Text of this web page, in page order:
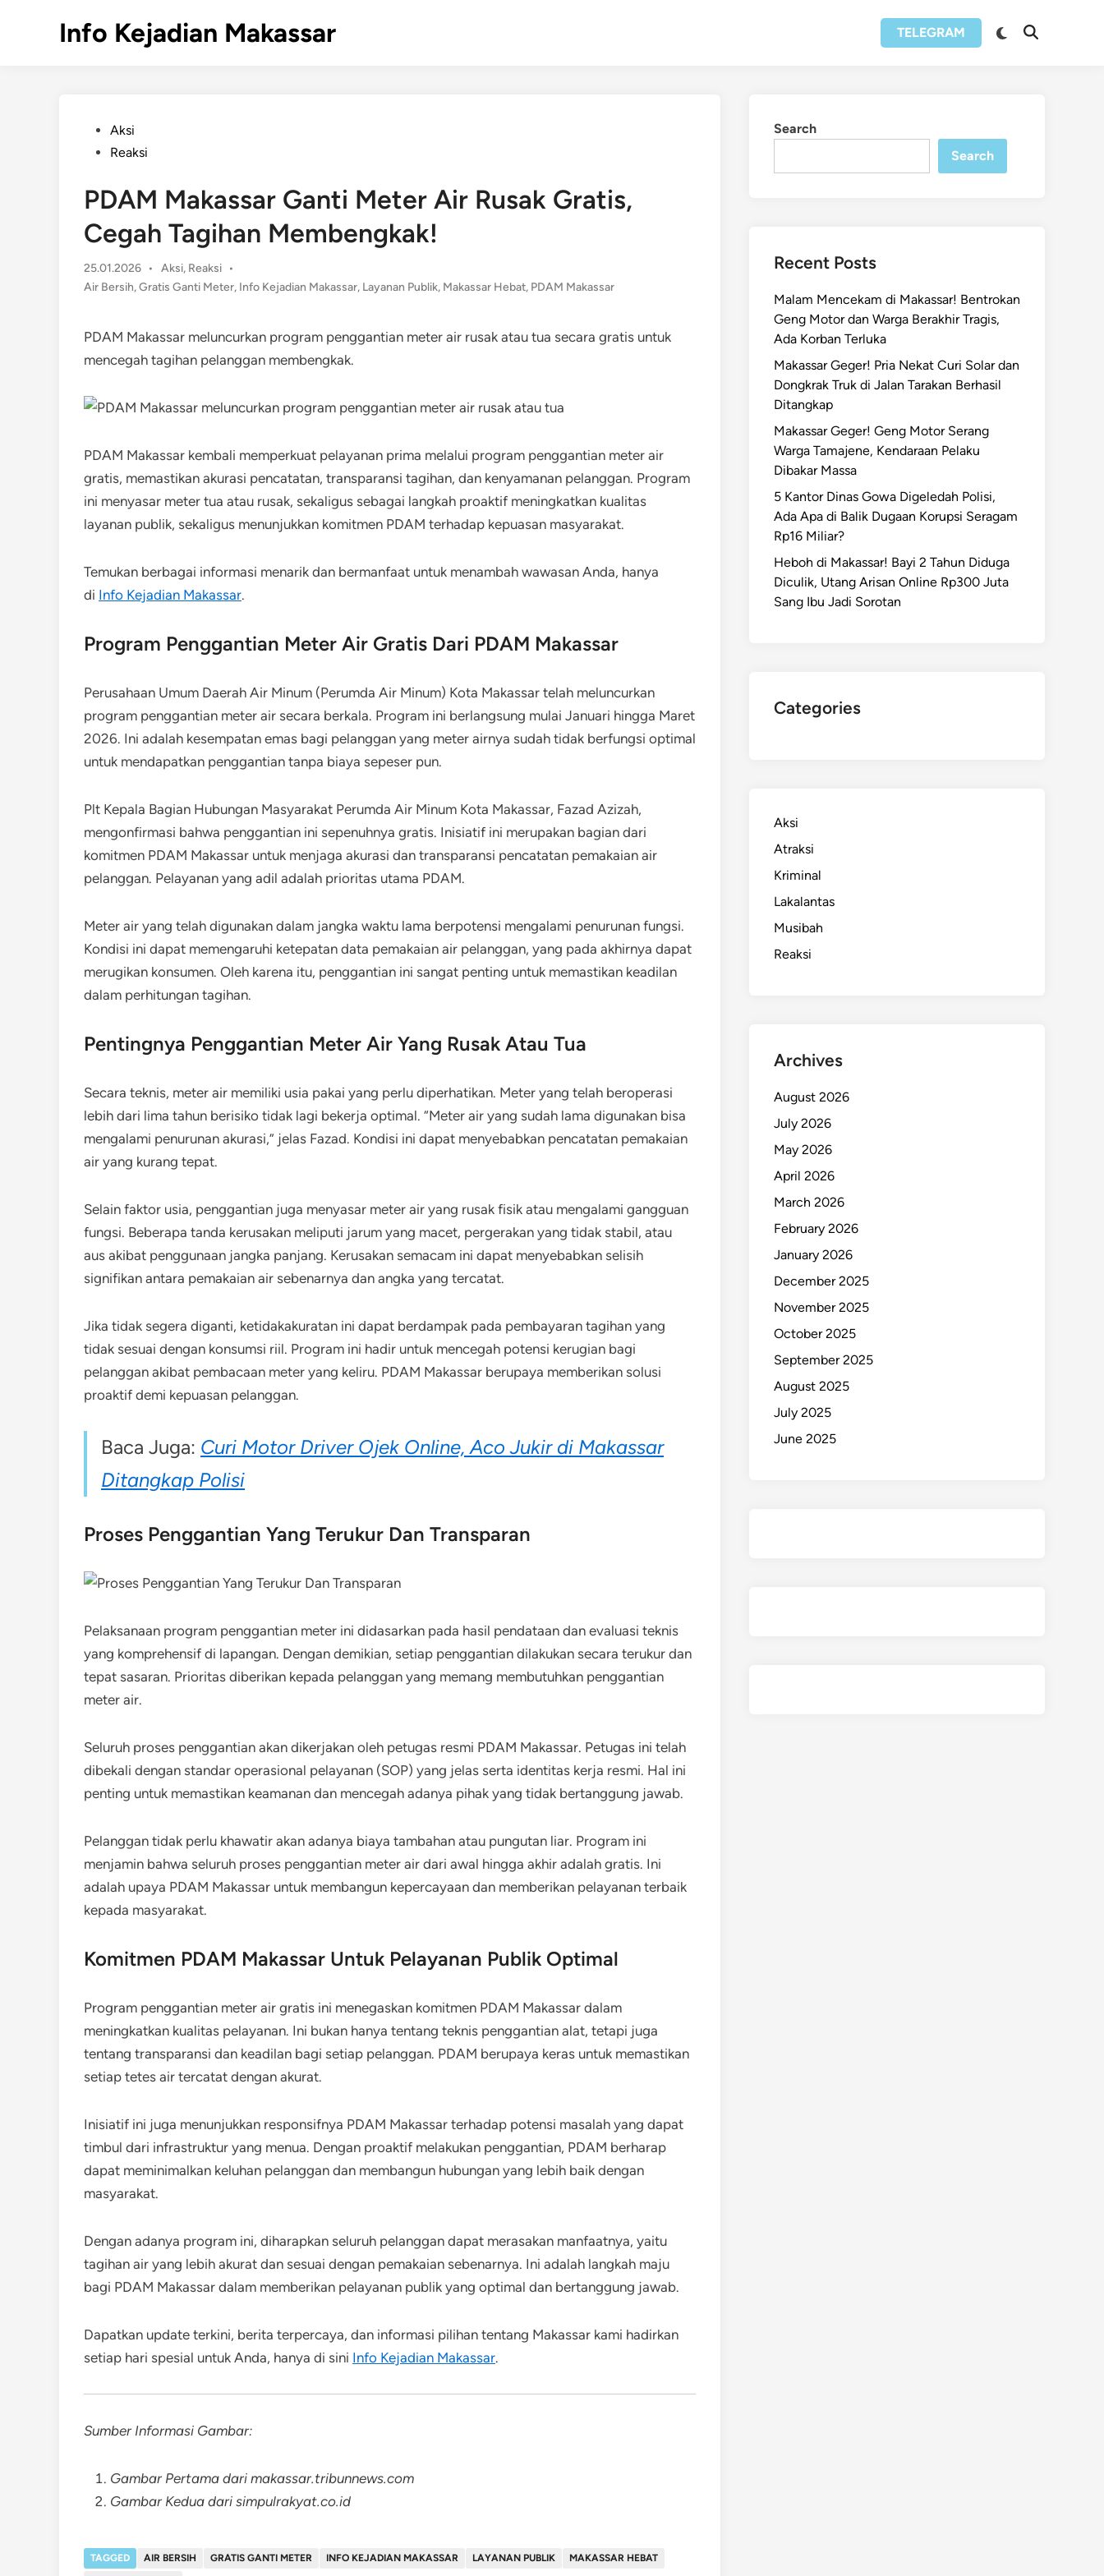
Info Kejadian Makassar TELEGRAM
Switch
Open
PostedAksi
Reaksi
PDAM Makassar Ganti Meter Air Rusak Gratis,
Cegah Tagihan Membengkak!
25.01.2026 •
Posted
in
Aksi, Reaksi
•
Air Bersih,Gratis Ganti Meter, Info Kejadian Makassar, Layanan Publik, Makassar Hebat, PDAM Makassar
PDAM Makassar meluncurkan program penggantian meter air rusak atau tua secara gratis untuk
mencegah tagihan pelanggan membengkak.
PDAM Makassar kembali memperkuat pelayanan prima melalui program penggantian meter air
gratis, memastikan akurasi pencatatan, transparansi tagihan, dan kenyamanan pelanggan. Program
ini menyasar meter tua atau rusak, sekaligus sebagai langkah proaktif meningkatkan kualitas
layanan publik, sekaligus menunjukkan komitmen PDAM terhadap kepuasan masyarakat.
Temukan berbagai informasi menarik dan bermanfaat untuk menambah wawasan Anda, hanya
di Info Kejadian Makassar.
Program Penggantian Meter Air Gratis Dari PDAM Makassar
Perusahaan Umum Daerah Air Minum (Perumda Air Minum) Kota Makassar telah meluncurkan
program penggantian meter air secara berkala. Program ini berlangsung mulai Januari hingga Maret
2026. Ini adalah kesempatan emas bagi pelanggan yang meter airnya sudah tidak berfungsi optimal
untuk mendapatkan penggantian tanpa biaya sepeser pun.
​Plt Kepala Bagian Hubungan Masyarakat Perumda Air Minum Kota Makassar, Fazad Azizah,
mengonfirmasi bahwa penggantian ini sepenuhnya gratis.​ Inisiatif ini merupakan bagian dari
komitmen PDAM Makassar untuk menjaga akurasi dan transparansi pencatatan pemakaian air
pelanggan. Pelayanan yang adil adalah prioritas utama PDAM.
Meter air yang telah digunakan dalam jangka waktu lama berpotensi mengalami penurunan fungsi.
Kondisi ini dapat memengaruhi ketepatan data pemakaian air pelanggan, yang pada akhirnya dapat
merugikan konsumen. Oleh karena itu, penggantian ini sangat penting untuk memastikan keadilan
dalam perhitungan tagihan.
Pentingnya Penggantian Meter Air Yang Rusak Atau Tua
Secara teknis, meter air memiliki usia pakai yang perlu diperhatikan. Meter yang telah beroperasi
lebih dari lima tahun berisiko tidak lagi bekerja optimal. “Meter air yang sudah lama digunakan bisa
mengalami penurunan akurasi,” jelas Fazad. Kondisi ini dapat menyebabkan pencatatan pemakaian
air yang kurang tepat.
Selain faktor usia, penggantian juga menyasar meter air yang rusak fisik atau mengalami gangguan
fungsi. Beberapa tanda kerusakan meliputi jarum yang macet, pergerakan yang tidak stabil, atau
aus akibat penggunaan jangka panjang. Kerusakan semacam ini dapat menyebabkan selisih
signifikan antara pemakaian air sebenarnya dan angka yang tercatat.
Jika tidak segera diganti, ketidakakuratan ini dapat berdampak pada pembayaran tagihan yang
tidak sesuai dengan konsumsi riil. Program ini hadir untuk mencegah potensi kerugian bagi
pelanggan akibat pembacaan meter yang keliru. PDAM Makassar berupaya memberikan solusi
proaktif demi kepuasan pelanggan.
Baca Juga: Curi Motor Driver Ojek Online, Aco Jukir di Makassar
Ditangkap Polisi
Proses Penggantian Yang Terukur Dan Transparan
Pelaksanaan program penggantian meter ini didasarkan pada hasil pendataan dan evaluasi teknis
yang komprehensif di lapangan. Dengan demikian, setiap penggantian dilakukan secara terukur dan
tepat sasaran. Prioritas diberikan kepada pelanggan yang memang membutuhkan penggantian
meter air.
Seluruh proses penggantian akan dikerjakan oleh petugas resmi PDAM Makassar. Petugas ini telah
dibekali dengan standar operasional pelayanan (SOP) yang jelas serta identitas kerja resmi. Hal ini
penting untuk memastikan keamanan dan mencegah adanya pihak yang tidak bertanggung jawab.
Pelanggan tidak perlu khawatir akan adanya biaya tambahan atau pungutan liar. Program ini
menjamin bahwa seluruh proses penggantian meter air dari awal hingga akhir adalah gratis. Ini
adalah upaya PDAM Makassar untuk membangun kepercayaan dan memberikan pelayanan terbaik
kepada masyarakat.
Komitmen PDAM Makassar Untuk Pelayanan Publik Optimal
Program penggantian meter air gratis ini menegaskan komitmen PDAM Makassar dalam
meningkatkan kualitas pelayanan. Ini bukan hanya tentang teknis penggantian alat, tetapi juga
tentang transparansi dan keadilan bagi setiap pelanggan. PDAM berupaya keras untuk memastikan
setiap tetes air tercatat dengan akurat.
Inisiatif ini juga menunjukkan responsifnya PDAM Makassar terhadap potensi masalah yang dapat
timbul dari infrastruktur yang menua. Dengan proaktif melakukan penggantian, PDAM berharap
dapat meminimalkan keluhan pelanggan dan membangun hubungan yang lebih baik dengan
masyarakat.
Dengan adanya program ini, diharapkan seluruh pelanggan dapat merasakan manfaatnya, yaitu
tagihan air yang lebih akurat dan sesuai dengan pemakaian sebenarnya. Ini adalah langkah maju
bagi PDAM Makassar dalam memberikan pelayanan publik yang optimal dan bertanggung jawab.
Dapatkan update terkini, berita terpercaya, dan informasi pilihan tentang Makassar kami hadirkan
setiap hari spesial untuk Anda, hanya di sini Info Kejadian Makassar.
Sumber Informasi Gambar:
Gambar Pertama dari makassar.tribunnews.com
Gambar Kedua dari simpulrakyat.co.id
TAGGED AIR BERSIH GRATIS GANTI METER INFO KEJADIAN MAKASSAR LAYANAN PUBLIK
MAKASSAR HEBAT
Search
Search
Recent Posts
Malam Mencekam di Makassar! Bentrokan
Geng Motor dan Warga Berakhir Tragis,
Ada Korban Terluka
Makassar Geger! Pria Nekat Curi Solar dan
Dongkrak Truk di Jalan Tarakan Berhasil
Ditangkap
Makassar Geger! Geng Motor Serang
Warga Tamajene, Kendaraan Pelaku
Dibakar Massa
5 Kantor Dinas Gowa Digeledah Polisi,
Ada Apa di Balik Dugaan Korupsi Seragam
Rp16 Miliar?
Heboh di Makassar! Bayi 2 Tahun Diduga
Diculik, Utang Arisan Online Rp300 Juta
Sang Ibu Jadi Sorotan
Categories
Aksi
Atraksi
Kriminal
Lakalantas
Musibah
Reaksi
Archives
August 2026
July 2026
May 2026
April 2026
March 2026
February 2026
January 2026
December 2025
November 2025
October 2025
September 2025
August 2025
July 2025
June 2025